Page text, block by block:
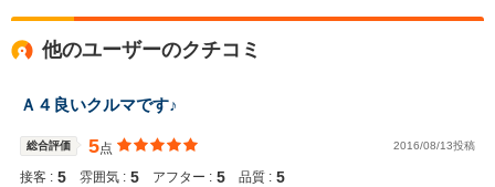
他のユーザーのクチコミ
Ａ４良いクルマです♪
総合評価 5点 2016/08/13投稿
接客 : 5 雰囲気 : 5 アフター : 5 品質 : 5